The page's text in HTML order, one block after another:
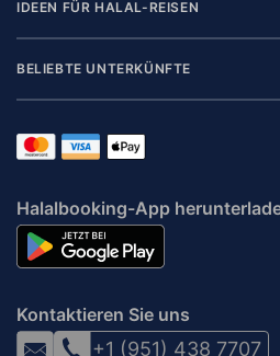
IDEEN FÜR HALAL-REISEN
BELIEBTE UNTERKÜNFTE
Halalbooking-App
Kontaktieren Sie uns
+1 (951) 438 7707